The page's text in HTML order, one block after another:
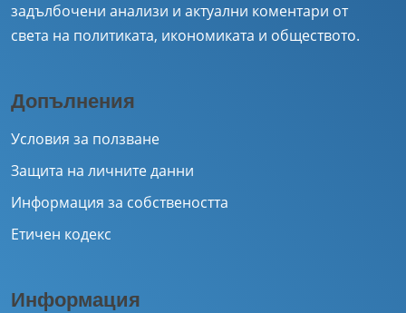
задълбочени анализи и актуални коментари от
света на политиката, икономиката и обществото.
Допълнения
Условия за ползване
Защита на личните данни
Информация за собствеността
Етичен кодекс
Информация